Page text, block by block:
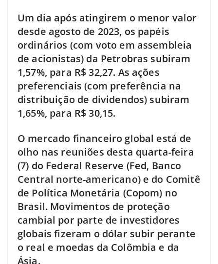
Um dia após atingirem o menor valor
desde agosto de 2023, os papéis
ordinários (com voto em assembleia
de acionistas) da Petrobras subiram
1,57%, para R$ 32,27. As ações
preferenciais (com preferência na
distribuição de dividendos) subiram
1,65%, para R$ 30,15.
O mercado financeiro global está de
olho nas reuniões desta quarta-feira
(7) do Federal Reserve (Fed, Banco
Central norte-americano) e do Comitê
de Política Monetária (Copom) no
Brasil. Movimentos de proteção
cambial por parte de investidores
globais fizeram o dólar subir perante
o real e moedas da Colômbia e da
Ásia.